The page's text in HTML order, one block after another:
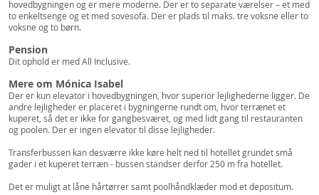
hovedbygningen og er mere moderne. Der er to separate værelser – et med
to enkeltsenge og et med sovesofa. Der er plads til maks. tre voksne eller to
voksne og to børn.
Pension
Dit ophold er med All Inclusive.
Mere om Mónica Isabel
Der er kun elevator i hovedbygningen, hvor superior lejlighederne ligger. De
andre lejligheder er placeret i bygningerne rundt om, hvor terrænet et
kuperet, så det er ikke for gangbesværet, og med lidt gang til restauranten
og poolen. Der er ingen elevator til disse lejligheder.
Transferbussen kan desværre ikke køre helt ned til hotellet grundet små
gader i et kuperet terræn - bussen standser derfor 250 m fra hotellet.
Det er muligt at låne hårtørrer samt poolhåndklæder mod et depositum.